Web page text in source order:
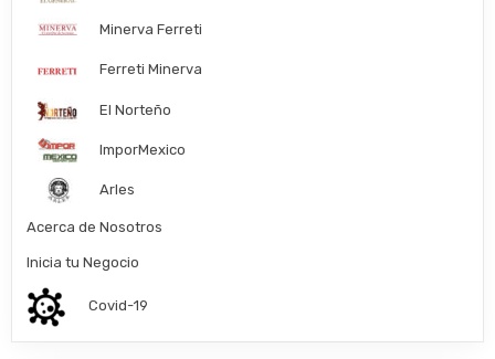
Minerva Ferreti
Ferreti Minerva
El Norteño
ImporMexico
Arles
Acerca de Nosotros
Inicia tu Negocio
Covid-19